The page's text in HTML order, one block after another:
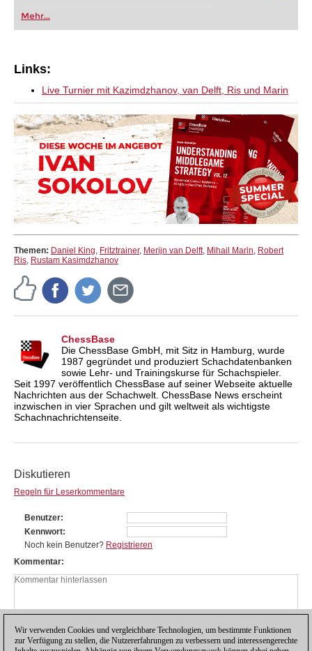
Mehr...
Links:
Live Turnier mit Kazimdzhanov, van Delft, Ris und Marin
Themen: Daniel King, Fritztrainer, Merijn van Delft, Mihail Marin, Robert
Ris, Rustam Kasimdzhanov
ChessBase
Die ChessBase GmbH, mit Sitz in Hamburg, wurde
1987 gegründet und produziert Schachdatenbanken
sowie Lehr- und Trainingskurse für Schachspieler.
Seit 1997 veröffentlich ChessBase auf seiner Webseite aktuelle
Nachrichten aus der Schachwelt. ChessBase News erscheint
inzwischen in vier Sprachen und gilt weltweit als wichtigste
Schachnachrichtenseite.
Diskutieren
Regeln für Leserkommentare
Benutzer
Kennwort
Noch kein Benutzer? Registrieren
Kommentar
Wir verwenden Cookies und vergleichbare Technologien, um bestimmte Funktionen
zur Verfügung zu stellen, die Nutzererfahrungen zu verbessern und interessengerechte